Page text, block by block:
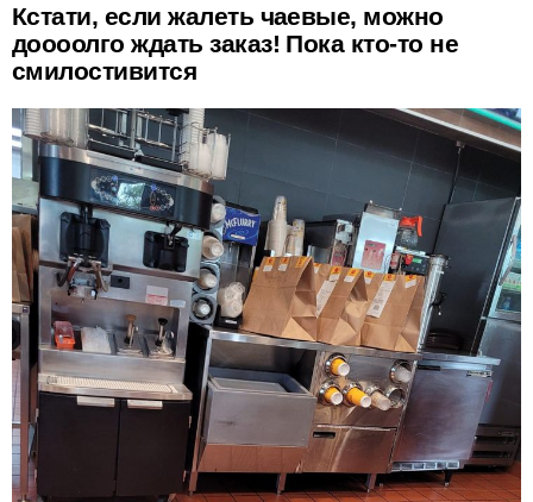
Кстати, если жалеть чаевые, можно
доооолго ждать заказ! Пока кто-то не
смилостивится